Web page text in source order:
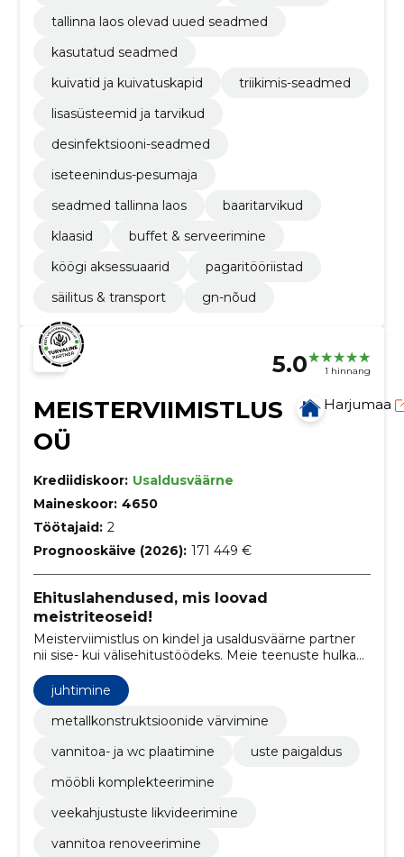
tallinna laos olevad uued seadmed
kasutatud seadmed
kuivatid ja kuivatuskapid
triikimis-seadmed
lisasüsteemid ja tarvikud
desinfektsiooni-seadmed
iseteenindus-pesumaja
seadmed tallinna laos
baaritarvikud
klaasid
buffet & serveerimine
köögi aksessuaarid
pagaritööriistad
säilitus & transport
gn-nõud
5.0 1 hinnang
MEISTERVIIMISTLUS
OÜ
Harjumaa
Krediidiskoor: Usaldusväärne
Maineskoor: 4650
Töötajaid: 2
Prognooskäive (2026): 171 449 €
Ehituslahendused, mis loovad
meistriteoseid!
Meisterviimistlus on kindel ja usaldusväärne partner
nii sise- kui välisehitustöödeks. Meie teenuste hulka
siseviimistlustööd ja parketipaigaldus. Meie
professionaalne tiim tagab tipptasemel töö ja
klientide rahulolu.
juhtimine
metallkonstruktsioonide värvimine
vannitoa- ja wc plaatimine
uste paigaldus
mööbli komplekteerimine
veekahjustuste likvideerimine
vannitoa renoveerimine